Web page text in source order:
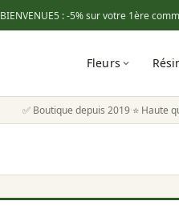
BIENVENUE5: -5% sur votre 1ère
Fleurs
✅ Boutique depuis 2019·⭐ Haute